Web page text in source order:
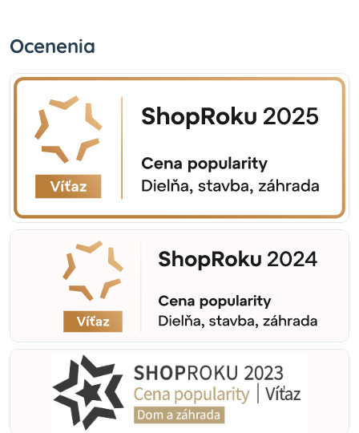
Ocenenia